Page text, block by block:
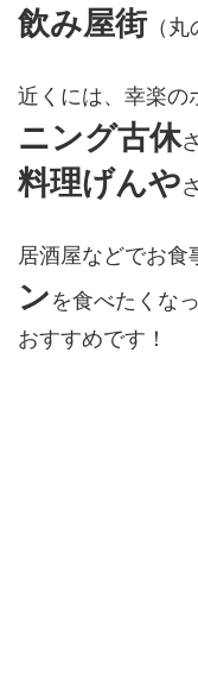
飲み屋街（丸
近くには、幸楽の
ニング古休
料理げんや
居酒屋などでお食
ンを食べたくな
おすすめです！